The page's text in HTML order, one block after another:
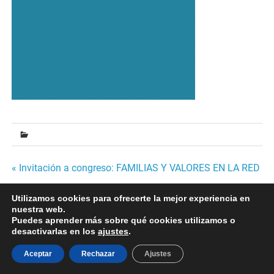
Navegación
de
entradas
« Invitación a congreso: FAMILIAS Y VALORES EN LA RED
Desarrollado porWordPressyMerlin.
Utilizamos cookies para ofrecerte la mejor experiencia en
nuestra web.
Puedes aprender más sobre qué cookies utilizamos o
desactivarlas en los ajustes.
Aceptar Rechazar Ajustes